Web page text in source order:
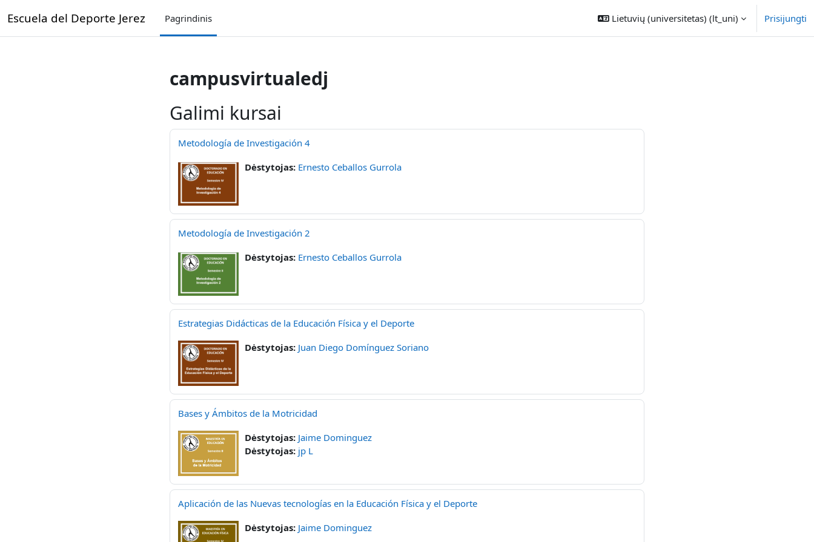
Escuela del Deporte Jerez Pagrindinis Lietuvių (universitetas) ‎(lt_uni)‎ Prisijungti
campusvirtualedj
Galimi kursai
Metodología de Investigación 4
Dėstytojas: Ernesto Ceballos Gurrola
Metodología de Investigación 2
Dėstytojas: Ernesto Ceballos Gurrola
Estrategias Didácticas de la Educación Física y el Deporte
Dėstytojas: Juan Diego Domínguez Soriano
Bases y Ámbitos de la Motricidad
Dėstytojas: Jaime Dominguez
Dėstytojas: jp L
Aplicación de las Nuevas tecnologías en la Educación Física y el Deporte
Dėstytojas: Jaime Dominguez